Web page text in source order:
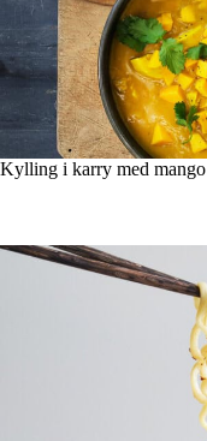
Kylling i karry med mango